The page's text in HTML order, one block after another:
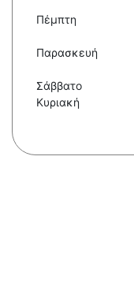
Πέμπτη
Παρασκευή
Σάββατο
Κυριακή